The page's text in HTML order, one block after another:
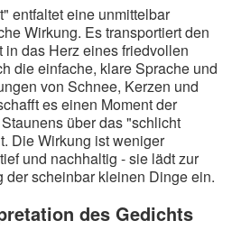
entfaltet eine unmittelbar
Wirkung. Es transportiert den
in das Herz eines friedvollen
die einfache, klare Sprache und
von Schnee, Kerzen und
es einen Moment der
über das "schlicht
Die Wirkung ist weniger
und nachhaltig - sie lädt zur
der scheinbar kleinen Dinge ein.
des Gedichts